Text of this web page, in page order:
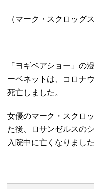
（マーク・スクロッグ
「ヨギベアショー」の
ーベネットは、コロナ
死亡しました。
女優のマーク・スクロ
た後、ロサンゼルスの
入院中に亡くなりまし